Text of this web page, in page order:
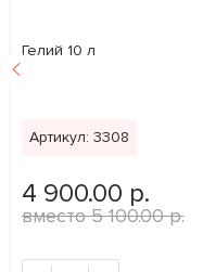
Гелий 10 л
Артикул: 3308
4 900.00 р.
5 100.00 р.